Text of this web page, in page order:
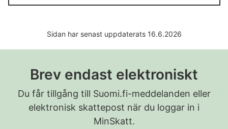
Sidan har senast uppdaterats 16.6.2026
Brev endast elektroniskt
Du får tillgång till Suomi.fi-meddelanden eller
elektronisk skattepost när du loggar in i
MinSkatt.